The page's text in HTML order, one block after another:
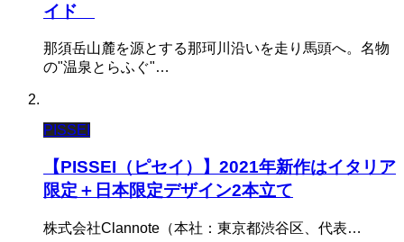
イド
那須岳山麓を源とする那珂川沿いを走り馬頭へ。名物
の"温泉とらふぐ"…
PISSEI
【PISSEI（ピセイ）】2021年新作はイタリア
限定＋日本限定デザイン2本立て
株式会社Clannote（本社：東京都渋谷区、代表…